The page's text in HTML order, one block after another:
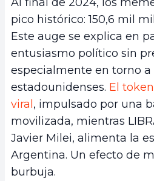
pico histórico: 150,6 mil
Este auge se explica en
entusiasmo político sin
especialmente en torno a
estadounidenses. El
viral , impulsado por una
movilizada, mientras
Javier Milei, alimenta la
Argentina. Un efecto de
burbuja.